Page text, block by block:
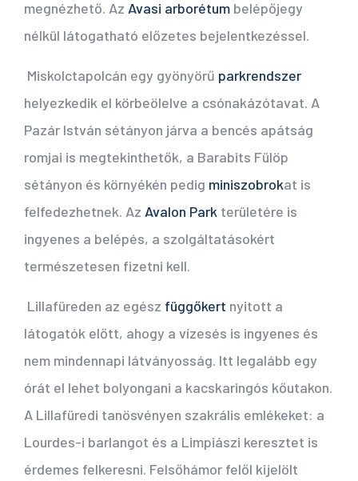
megnézhető. Az Avasi arborétum belépőjegy
nélkül látogatható előzetes bejelentkezéssel.
Miskolctapolcán egy gyönyörű parkrendszer
helyezkedik el körbeölelve a csónakázótavat. A
Pazár István sétányon járva a bencés apátság
romjai is megtekinthetők, a Barabits Fülöp
sétányon és környékén pedig miniszobrokat is
felfedezhetnek. Az Avalon Park területére is
ingyenes a belépés, a szolgáltatásokért
természetesen fizetni kell.
Lillafüreden az egész függőkert nyitott a
látogatók előtt, ahogy a vízesés is ingyenes és
nem mindennapi látványosság. Itt legalább egy
órát el lehet bolyongani a kacskaringós kőutakon.
A Lillafüredi tanösvényen szakrális emlékeket: a
Lourdes-i barlangot és a Limpiászi keresztet is
érdemes felkeresni. Felsőhámor felől kijelölt